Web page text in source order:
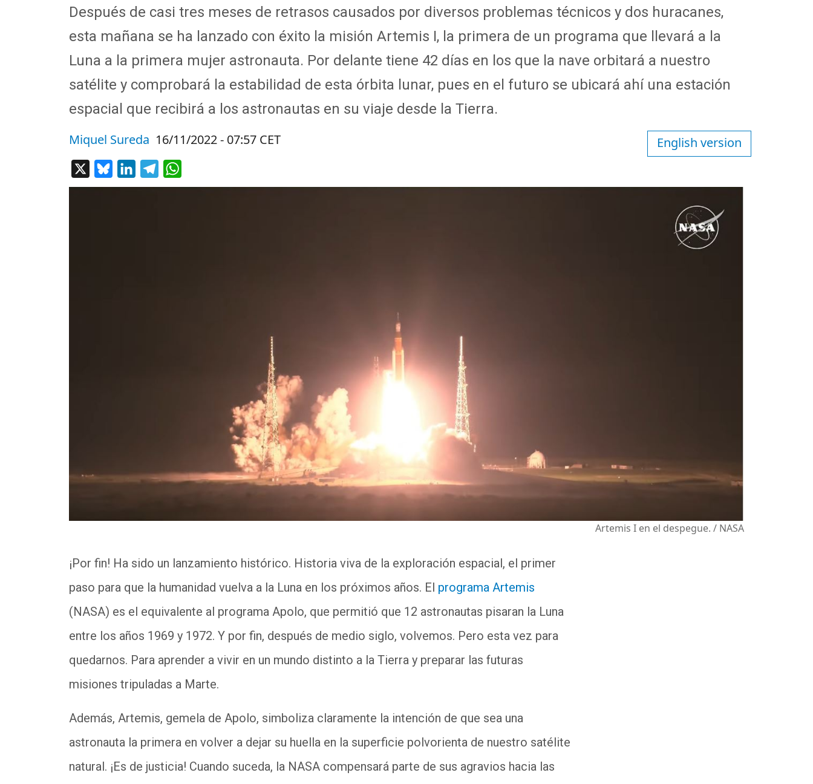
Después de casi tres meses de retrasos causados por diversos problemas técnicos y dos huracanes,
esta mañana se ha lanzado con éxito la misión Artemis I, la primera de un programa que llevará a la
Luna a la primera mujer astronauta. Por delante tiene 42 días en los que la nave orbitará a nuestro
satélite y comprobará la estabilidad de esta órbita lunar, pues en el futuro se ubicará ahí una estación
espacial que recibirá a los astronautas en su viaje desde la Tierra.
Miquel Sureda 16/11/2022 - 07:57 CET
BlueskyLinkedInTelegram
English version
Artemis I en el despegue. / NASA
¡Por fin! Ha sido un lanzamiento histórico. Historia viva de la exploración espacial, el primer
paso para que la humanidad vuelva a la Luna en los próximos años. El programa Artemis
(NASA) es el equivalente al programa Apolo, que permitió que 12 astronautas pisaran la Luna
entre los años 1969 y 1972. Y por fin, después de medio siglo, volvemos. Pero esta vez para
quedarnos. Para aprender a vivir en un mundo distinto a la Tierra y preparar las futuras
misiones tripuladas a Marte.
Además, Artemis, gemela de Apolo, simboliza claramente la intención de que sea una
astronauta la primera en volver a dejar su huella en la superficie polvorienta de nuestro satélite
natural. ¡Es de justicia! Cuando suceda, la NASA compensará parte de sus agravios hacia las